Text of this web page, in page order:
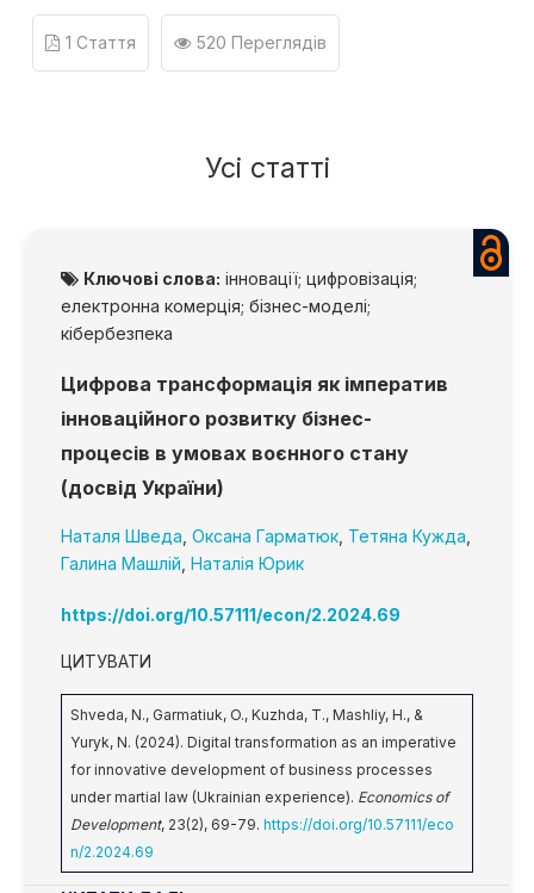
1 Стаття 520 Переглядів
Усі статті
Ключові слова: інновації; цифровізація;
електронна комерція; бізнес-моделі;
кібербезпека
Цифрова трансформація як імператив
інноваційного розвитку бізнес-
процесів в умовах воєнного стану
(досвід України)
Наталя Шведа Оксана Гарматюк Тетяна Кужда
Галина Машлій Наталія Юрик
https://doi.org/10.57111/econ/2.2024.69
ЦИТУВАТИ
Shveda, N., Garmatiuk, O., Kuzhda, T., Mashliy, H., &
Yuryk, N. (2024). Digital transformation as an imperative
for innovative development of business processes
under martial law (Ukrainian experience). Economics of
Development, 23(2), 69-79. https://doi.org/10.57111/eco
n/2.2024.69